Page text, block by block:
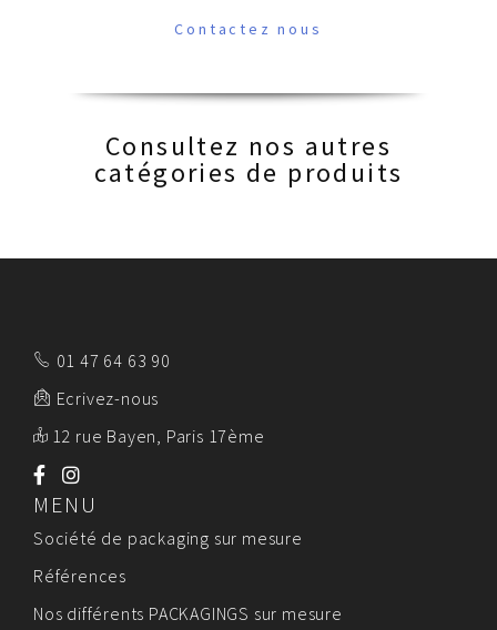
Contactez nous
Consultez nos autres
catégories de produits
01 47 64 63 90
Ecrivez-nous
12 rue Bayen, Paris 17ème
MENU
Société de packaging sur mesure
Références
Nos différents PACKAGINGS sur mesure